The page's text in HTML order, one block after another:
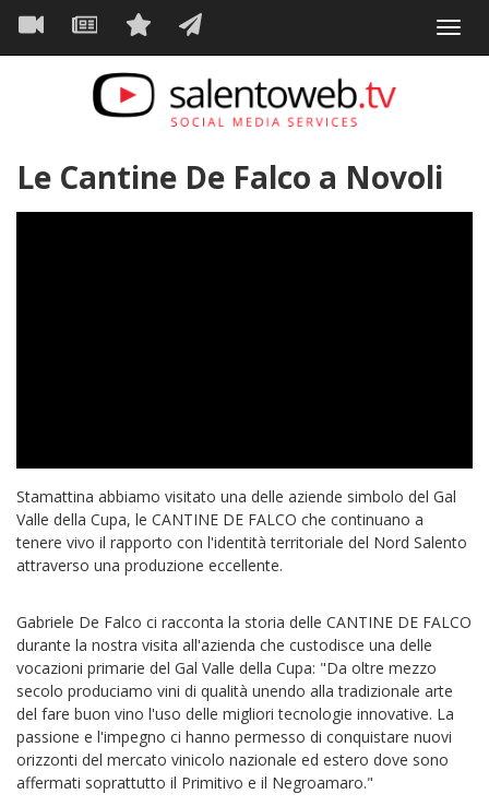
Salta
contenuto
Navigazione
principale
Le Cantine De Falco a Novoli
Stamattina abbiamo visitato una delle aziende simbolo del Gal
Valle della Cupa, le CANTINE DE FALCO che continuano a
tenere vivo il rapporto con l'identità territoriale del Nord Salento
attraverso una produzione eccellente.
Gabriele De Falco ci racconta la storia delle CANTINE DE FALCO
durante la nostra visita all'azienda che custodisce una delle
vocazioni primarie del Gal Valle della Cupa: "Da oltre mezzo
secolo produciamo vini di qualità unendo alla tradizionale arte
del fare buon vino l'uso delle migliori tecnologie innovative. La
passione e l'impegno ci hanno permesso di conquistare nuovi
orizzonti del mercato vinicolo nazionale ed estero dove sono
affermati soprattutto il Primitivo e il Negroamaro."